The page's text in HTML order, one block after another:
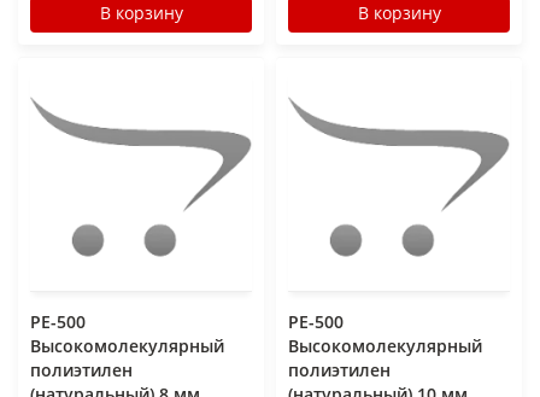
В корзину В корзину
РЕ-500
Высокомолекулярный
полиэтилен
РЕ-500
Высокомолекулярный
полиэтилен